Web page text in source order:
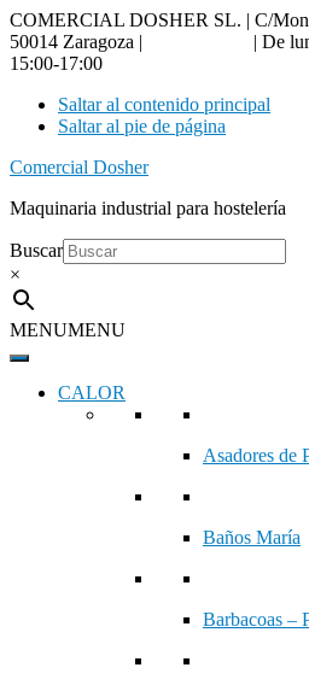
COMERCIAL DOSHER SL. | C/
50014 Zaragoza |
| De
15:00-17:00
Saltar al contenido principal
Saltar al pie de página
Comercial Dosher
Maquinaria industrial para hostelería
Buscar
×
MENUMENU
CALOR
Asadores de
Baños María
Barbacoas –